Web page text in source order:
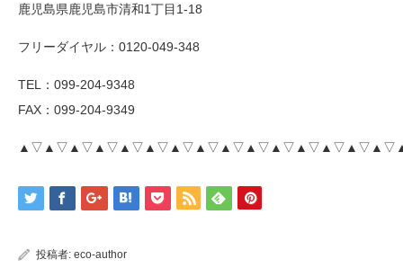
鹿児島県鹿児島市清和1丁目1-18
フリーダイヤル：0120-049-348
TEL：099-204-9348
FAX：099-204-9349
投稿者: eco-author